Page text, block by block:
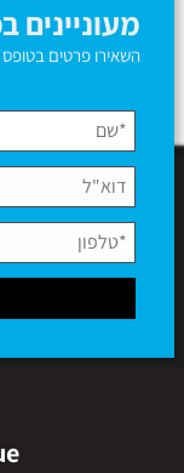
מעוניינים
השאירו פרטים בטופס